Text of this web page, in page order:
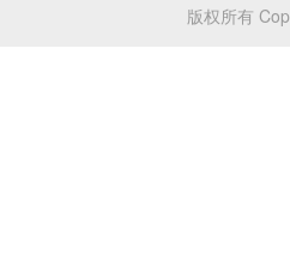
版权所有